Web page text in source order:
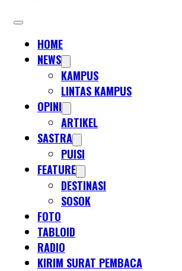
HOME
NEWS
KAMPUS
LINTAS KAMPUS
OPINI
ARTIKEL
SASTRA
PUISI
FEATURE
DESTINASI
SOSOK
FOTO
TABLOID
RADIO
KIRIM SURAT PEMBACA